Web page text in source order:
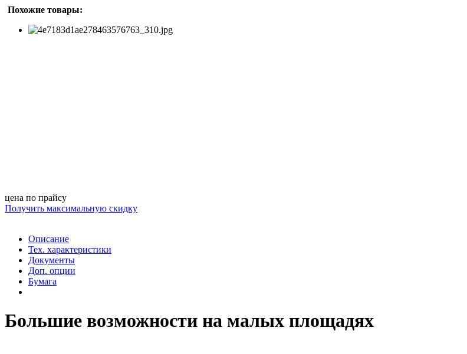
Похожие товары:
цена по прайсу
Получить максимальную скидку
Описание
Тех. характеристики
Документы
Доп. опции
Бумага
Большие возможности на малых площадях